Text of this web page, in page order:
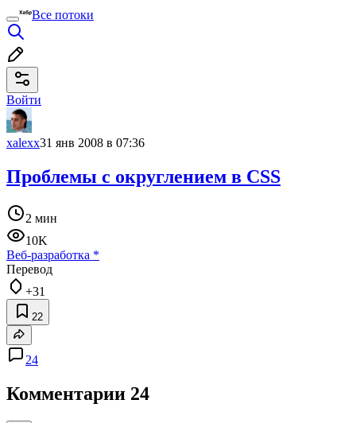
Все потоки
Войти
xalexx31 янв 2008 в 07:36
Проблемы с округлением в CSS
2 мин
10K
Веб-разработка *
Перевод
+31
22
24
Комментарии 24